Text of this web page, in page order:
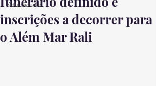
Atualidade
inscrições a decorrer para
o Além Mar Rali